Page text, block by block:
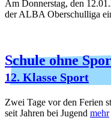
Am Donnerstag, den
der ALBA Oberschulliga
Schule ohne
12. Klasse Sport
Zwei Tage vor den Ferien
seit Jahren bei Jugend mehr